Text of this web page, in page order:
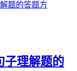
子理解题的